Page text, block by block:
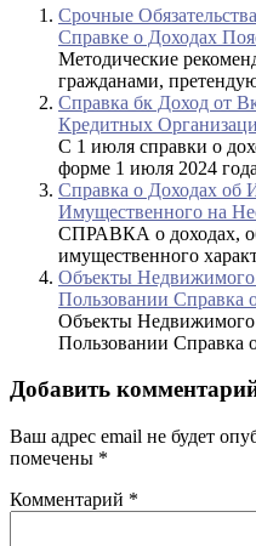
Срочные
Справке о Доходах
Методические
гражданами,
Справка бк Доход от
Кредитных
С 1 июля справки о
форме 1 июля 2024
Справка о Доходах об
Имущественного на
СПРАВКА о доходах,
имущественного
Объекты
Пользовании Справка
Объекты
Пользовании Справка
Добавить
Ваш адрес email не будет
помечены *
Комментарий *